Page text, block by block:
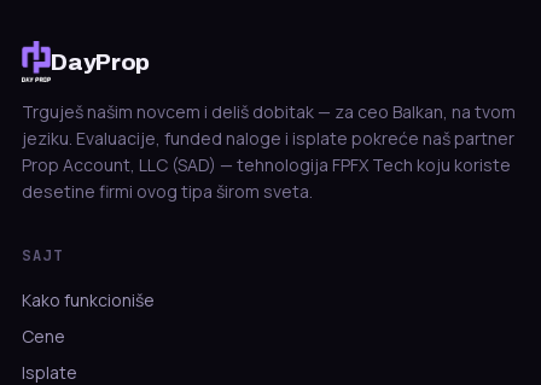
DayProp
Trguješ našim novcem i deliš dobitak — za ceo Balkan, na tvom
jeziku. Evaluacije, funded naloge i isplate pokreće naš partner
Prop Account, LLC (SAD) — tehnologija FPFX Tech koju koriste
desetine firmi ovog tipa širom sveta.
SAJT
Kako funkcioniše
Cene
Isplate